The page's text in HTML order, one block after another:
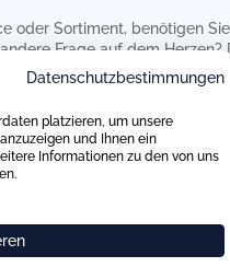
oder Sortiment, benötigen
Frage auf dem Herzen?
Wir werden
Datenschutzbestimmungen
platzieren, um unsere
und Ihnen ein
Informationen zu den von uns